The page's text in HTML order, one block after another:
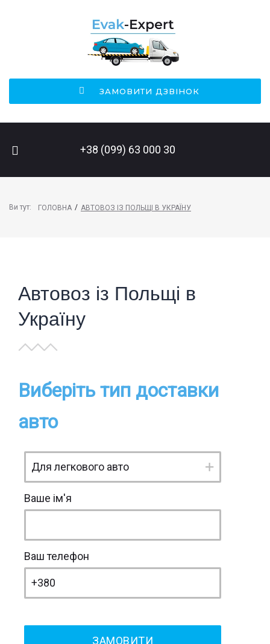
ЗАМОВИТИ ДЗВІНОК
+38 (099) 63 000 30
Ви тут: ГОЛОВНА / АВТОВОЗ ІЗ ПОЛЬЩІ В УКРАЇНУ
Автовоз із Польщі в
Україну
Виберіть тип доставки
авто
Ваше ім'я
Ваш телефон
ПОШУК НА САЙТІ